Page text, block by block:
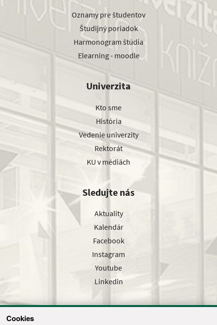
Cookies
Oznamy pre študentov
Študijný poriadok
Harmonogram štúdia
Elearning - moodle
Univerzita
Kto sme
História
Vedenie univerzity
Rektorát
KU v médiách
Sledujte nás
Aktuality
Kalendár
Facebook
Instagram
Youtube
Linkedin